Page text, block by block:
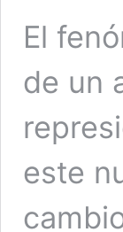
El
de un
este